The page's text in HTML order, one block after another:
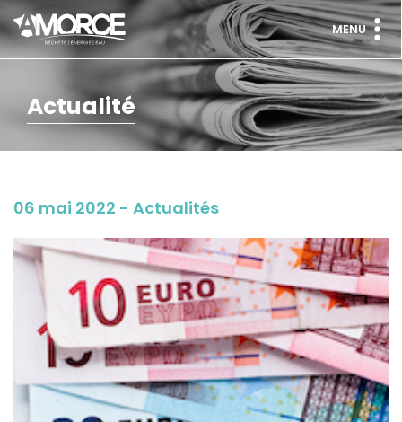
MENU
Actualité
06 mai 2022 - Actualités